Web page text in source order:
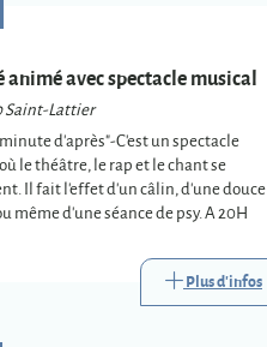
animé avec spectacle musical
Saint-Lattier
minute d'après"-C'est un spectacle
le théâtre, le rap et le chant se
Il fait l'effet d'un câlin, d'une douce
claque, ou même d'une séance de psy. A 20H
Plus d'infos